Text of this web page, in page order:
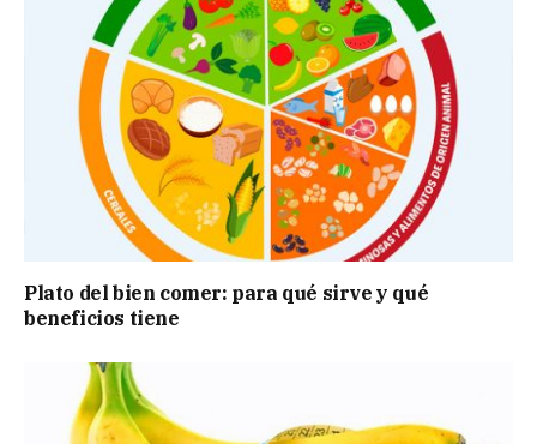
Plato del bien comer: para qué sirve y qué
beneficios tiene